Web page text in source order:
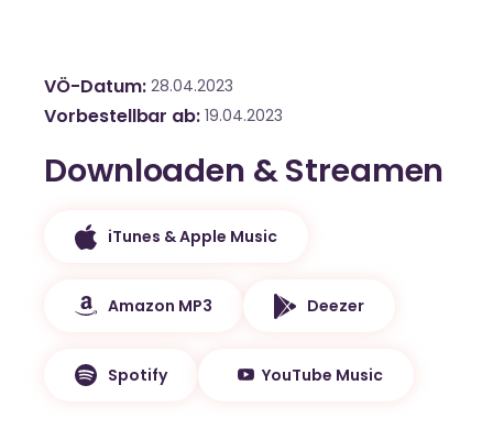
VÖ-Datum 28.04.2023
Vorbestellbar ab 19.04.2023
Downloaden & Streamen
iTunes & Apple Music
Amazon MP3 Deezer
Spotify YouTube Music